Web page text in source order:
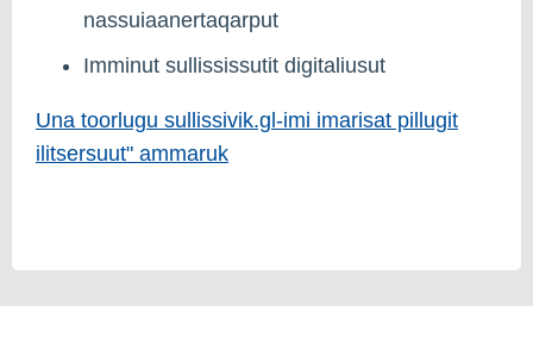
nassuiaanertaqarput
Imminut sullississutit digitaliusut
Una toorlugu sullissivik.gl-imi imarisat pillugit
ilitsersuut" ammaruk